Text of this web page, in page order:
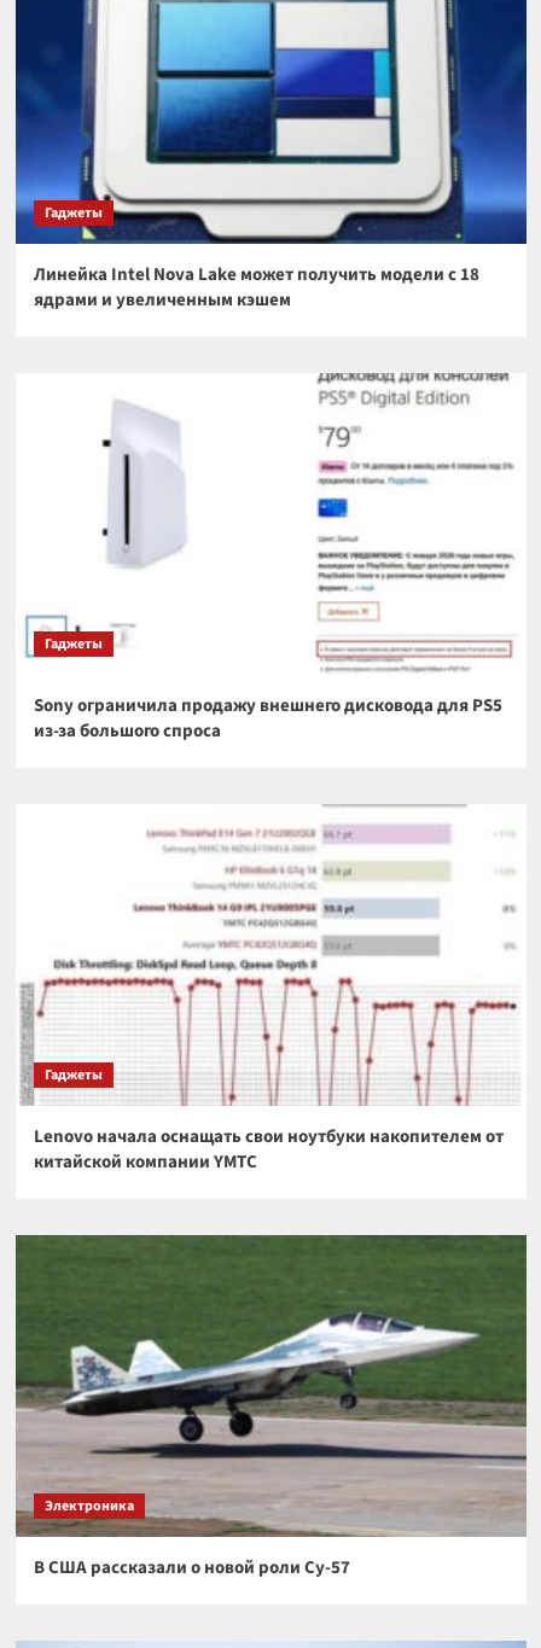
Гаджеты
Линейка Intel Nova Lake может получить модели с 18
ядрами и увеличенным кэшем
Гаджеты
Sony ограничила продажу внешнего дисковода для PS5
из-за большого спроса
Гаджеты
Lenovo начала оснащать свои ноутбуки накопителем от
китайской компании YMTC
Электроника
В США рассказали о новой роли Су-57